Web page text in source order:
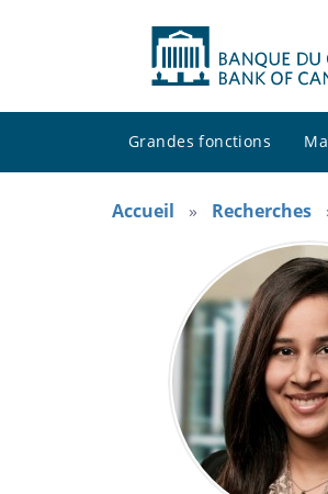
Grandes fonctions
Accueil Recherches